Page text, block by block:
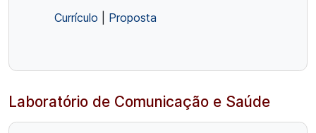
Currículo
Proposta
Laboratório de Comunicação e Saúde